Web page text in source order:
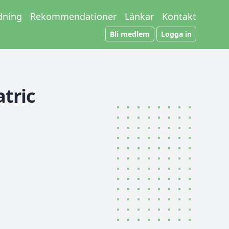
Rekommendationer Länkar Kontakt
Bli medlem Logga in